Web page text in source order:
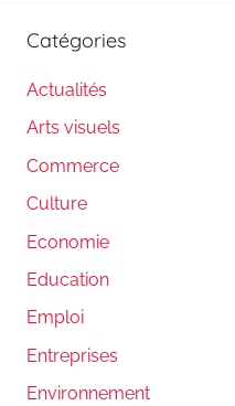
Catégories
Actualités
Arts visuels
Commerce
Culture
Economie
Education
Emploi
Entreprises
Environnement